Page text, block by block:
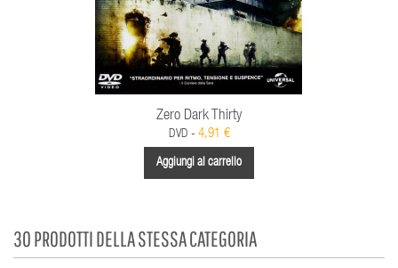
Zero Dark Thirty
DVD - 4,91 €
Aggiungi al carrello
30 PRODOTTI DELLA STESSA CATEGORIA